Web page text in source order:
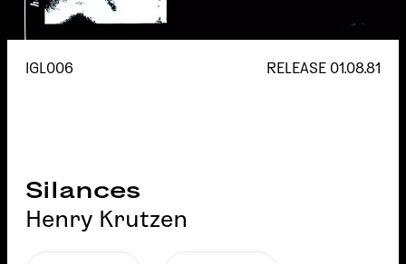
IGL006 RELEASE 01.08.81
Silances
Henry Krutzen